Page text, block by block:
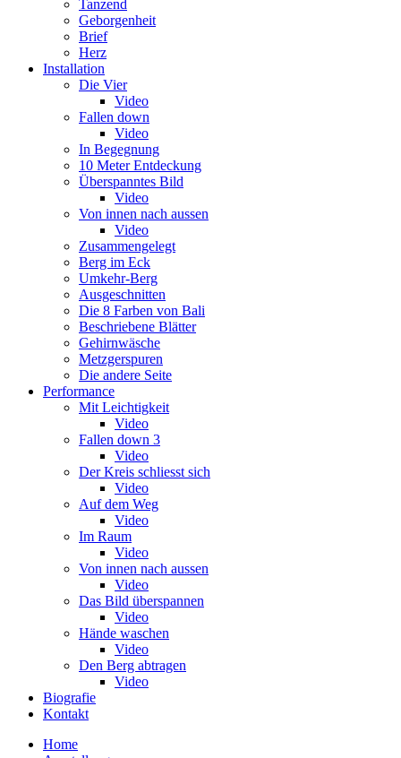
Tanzend
Geborgenheit
Brief
Herz
Installation
Die Vier
Video
Fallen down
Video
In Begegnung
10 Meter Entdeckung
Überspanntes Bild
Video
Von innen nach aussen
Video
Zusammengelegt
Berg im Eck
Umkehr-Berg
Ausgeschnitten
Die 8 Farben von Bali
Beschriebene Blätter
Gehirnwäsche
Metzgerspuren
Die andere Seite
Performance
Mit Leichtigkeit
Video
Fallen down 3
Video
Der Kreis schliesst sich
Video
Auf dem Weg
Video
Im Raum
Video
Von innen nach aussen
Video
Das Bild überspannen
Video
Hände waschen
Video
Den Berg abtragen
Video
Biografie
Kontakt
Home